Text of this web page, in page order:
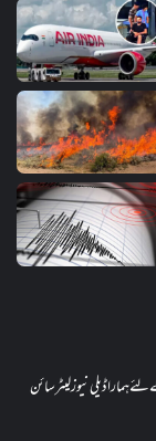
ہمارا ڈیلی نیوز لیٹر سائن